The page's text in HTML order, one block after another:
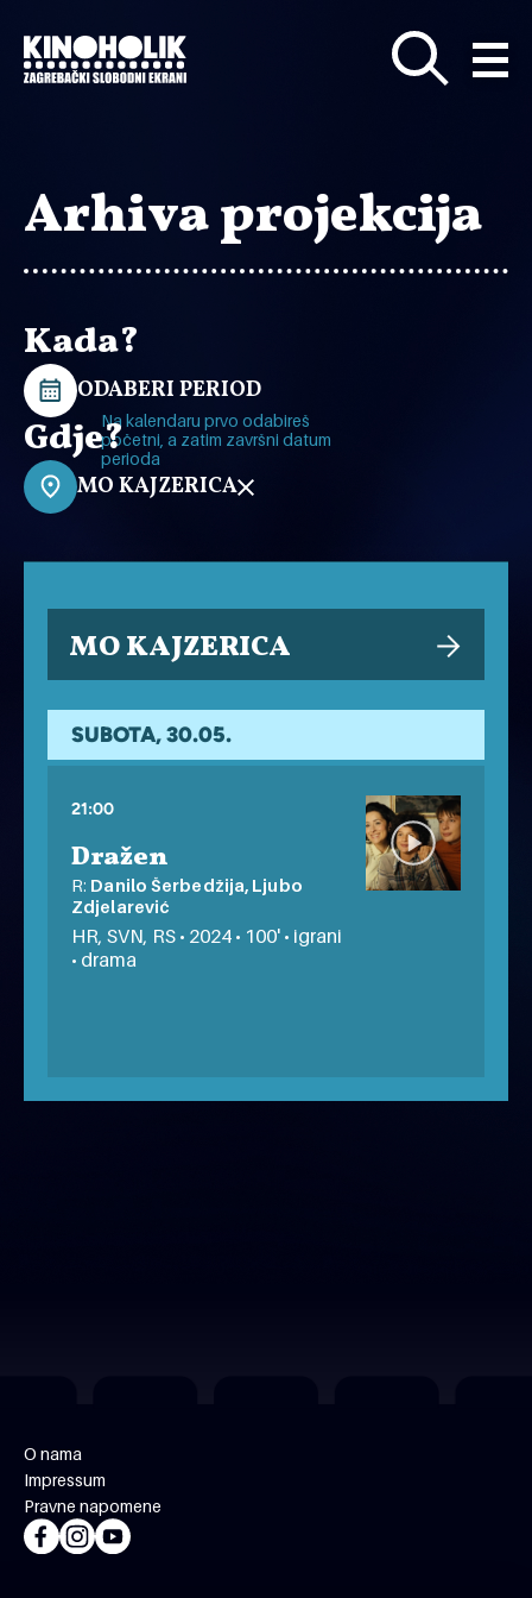
glavni
sadržaj
Arhiva projekcija
Kada?
ODABERI PERIOD
Na kalendaru prvo odabireš
početni, a zatim završni datum
perioda
Gdje?
MO KAJZERICA
MO KAJZERICA
SUBOTA, 30.05.
21:00
Dražen
R: Danilo Šerbedžija, Ljubo
Zdjelarević
HR, SVN, RS • 2024 • 100' • igrani
• drama
MJESEC NAŠEG FILMA 2026 besplatno
O nama
Impressum
Pravne napomene